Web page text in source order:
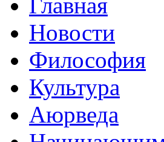
Новости
Философия
Культура
Аюрведа